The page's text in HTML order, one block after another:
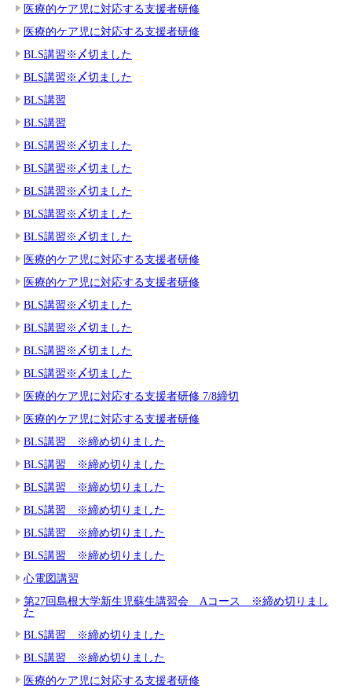
医療的ケア児に対応する支援者研修
医療的ケア児に対応する支援者研修
BLS講習※〆切ました
BLS講習※〆切ました
BLS講習
BLS講習
BLS講習※〆切ました
BLS講習※〆切ました
BLS講習※〆切ました
BLS講習※〆切ました
BLS講習※〆切ました
医療的ケア児に対応する支援者研修
医療的ケア児に対応する支援者研修
BLS講習※〆切ました
BLS講習※〆切ました
BLS講習※〆切ました
BLS講習※〆切ました
医療的ケア児に対応する支援者研修 7/8締切
医療的ケア児に対応する支援者研修
BLS講習 ※締め切りました
BLS講習 ※締め切りました
BLS講習 ※締め切りました
BLS講習 ※締め切りました
BLS講習 ※締め切りました
BLS講習 ※締め切りました
心電図講習
第27回島根大学新生児蘇生講習会 Aコース ※締め切りまし
た
BLS講習 ※締め切りました
BLS講習 ※締め切りました
医療的ケア児に対応する支援者研修